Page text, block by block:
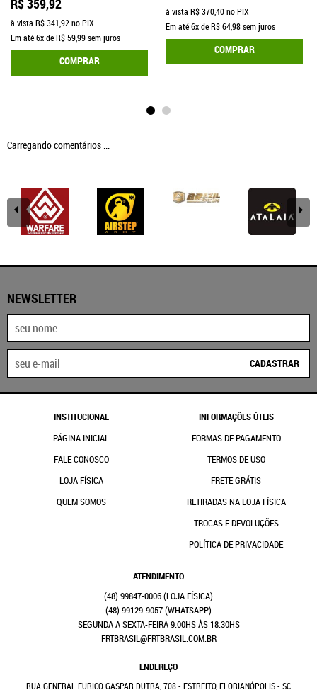
R$ 359,92
à vista R$ 341,92no PIX
Em até6xdeR$ 59,99sem juros
COMPRAR
à vista R$ 370,40no PIX
Em até6xdeR$ 64,98sem juros
COMPRAR
Carregando comentários ...
NEWSLETTER
CADASTRAR
INSTITUCIONAL
PÁGINA INICIAL
FALE CONOSCO
LOJA FÍSICA
QUEM SOMOS
INFORMAÇÕES ÚTEIS
FORMAS DE PAGAMENTO
TERMOS DE USO
FRETE GRÁTIS
RETIRADAS NA LOJA FÍSICA
TROCAS E DEVOLUÇÕES
POLÍTICA DE PRIVACIDADE
ATENDIMENTO
(48) 99847-0006
(48) 99129-9057(WHATSAPP)
SEGUNDA A SEXTA-FEIRA 9:00HS ÀS 18:30HS
FRTBRASIL@FRTBRASIL.COM.BR
ENDEREÇO
RUA GENERAL EURICO GASPAR DUTRA, 708- ESTREITO, FLORIANÓPOLIS- SC